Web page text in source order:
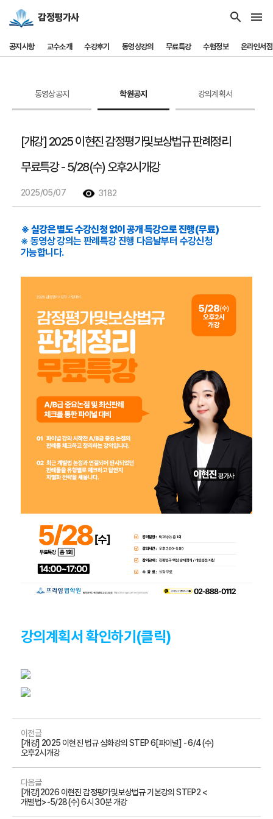
감정평가사 search menu
공지사항 교수소개 수강후기 동영상강의 무료특강 수험정보 온라인서점
동영상공지 학원공지 강의계획서
[개강] 2025 이현진 감정평가및보상법규 판례정리
무료특강 - 5/28(수) 오후2시개강
2025/05/07 3182
※ 실강은 별도 수강신청 없이 공개 특강으로 진행(무료)
※ 동영상 강의는 판례특강 진행 다음날부터 수강신청
가능합니다.
강의계획서 확인하기(클릭)
이전글
[개강] 2025 이현진 법규 심화강의 STEP 6[파이널] - 6/4(수)
오후2시개강
다음글
[개강]2026 이현진 감정평가및보상법규 기본강의 STEP2 <
개별법>-5/28(수) 6시 30분 개강